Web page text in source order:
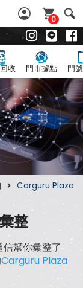
0
收 門市據點 門
Carguru Plaza
整
幫你彙整了
Carguru Plaza